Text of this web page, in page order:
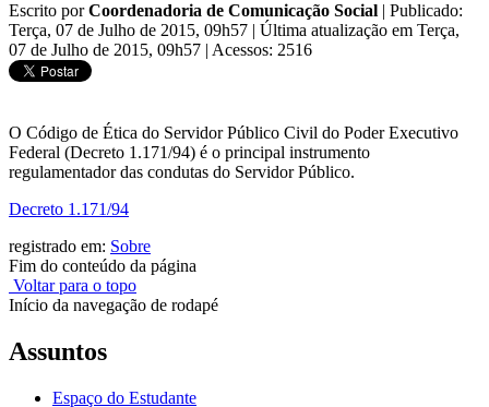
Escrito porCoordenadoria de Comunicação Social | Publicado:
Terça, 07 de Julho de 2015, 09h57 | Última atualização em Terça,
07 de Julho de 2015, 09h57 | Acessos: 2516
O Código de Ética do Servidor Público Civil do Poder Executivo
Federal (Decreto 1.171/94) é o principal instrumento
regulamentador das condutas do Servidor Público.
Decreto 1.171/94
registrado em: Sobre
Fim do conteúdo da página
Voltar para o topo
Início da navegação de rodapé
Assuntos
Espaço do Estudante